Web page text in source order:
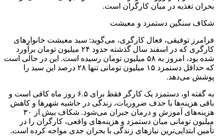
بحران تغذیه در میان کارگران است.
شکاف سنگین دستمزد و معیشت
فرامرز توفیقی، فعال کارگری، می‌گوید: سبد معیشت خانوارهای
کارگری که در اسفند سال گذشته حدود ۲۴ میلیون تومان برآورد
شده بود، امروز به ۵۸ میلیون تومان رسیده است. این در حالی است
که حداقل دستمزد ۱۵ میلیون تومانی تنها ۲۸ درصد این سبد را
پوشش می‌دهد.
به گفته او، دستمزد یک کارگر فقط برای ۶.۵ روز ماه کافی است و
باقی هزینه‌ها با حذف ضروریات، زندگی در حاشیه شهرها و کاهش
هزینه‌های آموزش و درمان جبران می‌شود. شکاف بیش از ۳۰
میلیون تومانی میان دستمزد و هزینه‌های واقعی، کارگران را در
تأمین ابتدایی‌ترین نیازهای زندگی با بحران جدی مواجه کرده است.